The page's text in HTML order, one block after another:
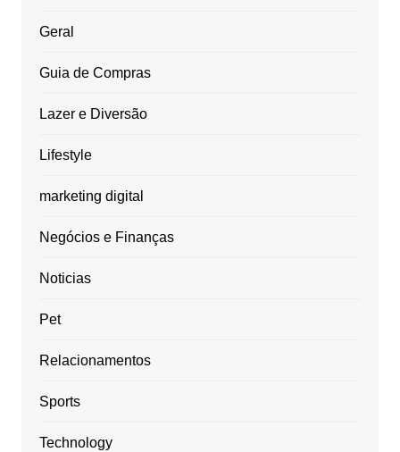
Geral
Guia de Compras
Lazer e Diversão
Lifestyle
marketing digital
Negócios e Finanças
Noticias
Pet
Relacionamentos
Sports
Technology